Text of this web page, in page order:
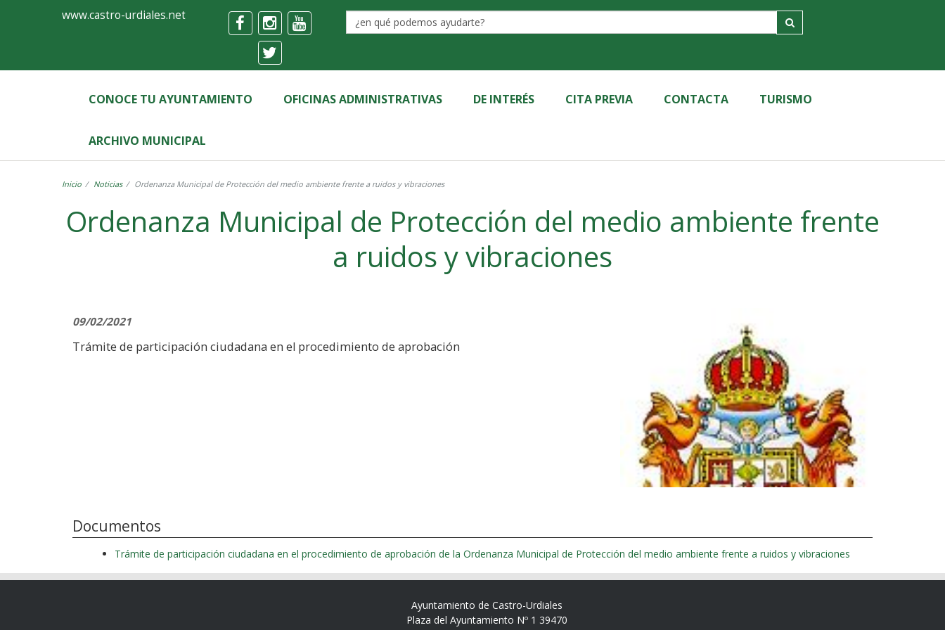
FormularioAyuntamiento
Castro-
Urdiales
www.castro-urdiales.net
CONOCE TU AYUNTAMIENTO OFICINAS ADMINISTRATIVAS DE INTERÉS CITA PREVIA CONTACTA TURISMO
ARCHIVO MUNICIPAL
Inicio Noticias Ordenanza Municipal de Protección del medio ambiente frente a ruidos y vibraciones
Ordenanza Municipal de Protección del medio ambiente frente
a ruidos y vibraciones
09/02/2021
Trámite de participación ciudadana en el procedimiento de aprobación
Documentos
Trámite de participación ciudadana en el procedimiento de aprobación de la Ordenanza Municipal de Protección del medio ambiente frente a ruidos y vibraciones
Ayuntamiento de Castro-Urdiales
Plaza del Ayuntamiento Nº 1 39470